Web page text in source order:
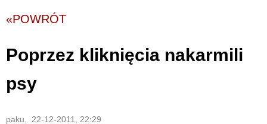
«POWRÓT
Poprzez kliknięcia nakarmili
psy
paku, 22-12-2011, 22:29